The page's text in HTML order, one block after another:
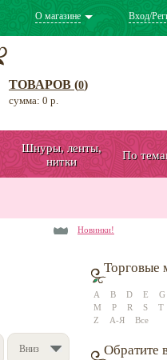
О магазине Вход/
ТОВАРОВ (0)
сумма: 0 р.
Шнуры, ленты,
нитки
По
Новинки!
Вниз
Торговые
A B D E G
M
P R S T
Z
А-Я Все
Обратите